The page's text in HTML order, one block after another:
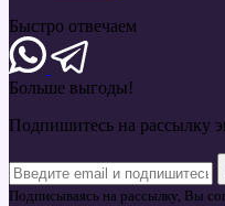
Быстро отвечаем
Больше выгоды!
Подпишитесь на рассылку
Подписываясь на рассылку, Вы